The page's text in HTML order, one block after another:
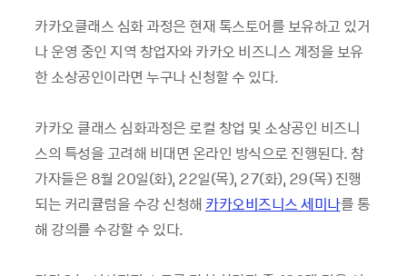
카카오클래스 심화 과정은 현재 톡스토어를 보유하고 있거
나 운영 중인 지역 창업자와 카카오 비즈니스 계정을 보유
한 소상공인이라면 누구나 신청할 수 있다.
카카오 클래스 심화과정은 로컬 창업 및 소상공인 비즈니
스의 특성을 고려해 비대면 온라인 방식으로 진행된다. 참
가자들은 8월 20일(화), 22일(목), 27(화), 29(목) 진행
되는 커리큘럼을 수강 신청해 카카오비즈니스 세미나를 통
해 강의를 수강할 수 있다.